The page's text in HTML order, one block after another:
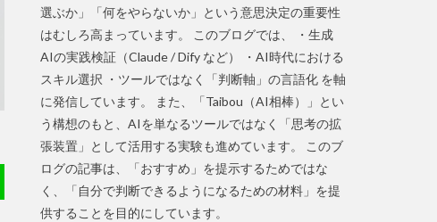
選ぶか」「何をやらないか」という意思決定の重要性
はむしろ高まっています。 このブログでは、 ・生成
AIの実践検証（Claude / Dify など） ・AI時代における
スキル選択 ・ツールではなく「判断軸」の言語化 を軸
に発信しています。 また、「Taibou（AI相棒）」とい
う構想のもと、AIを単なるツールではなく「思考の拡
張装置」として活用する実験も進めています。 このブ
ログの記事は、「おすすめ」を提示するためではな
く、「自分で判断できるようになるための材料」を提
供することを目的にしています。